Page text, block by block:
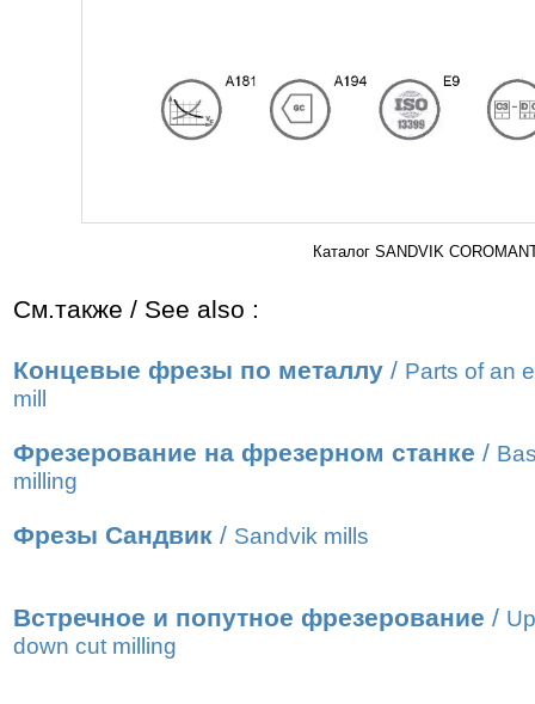
Каталог SANDVIK
См.также / See also :
Концевые фрезы по металлу / Parts of an
mill
Фрезерование на фрезерном станке /
milling
Фрезы Сандвик / Sandvik mills
Встречное и попутное фрезерование /
down cut milling